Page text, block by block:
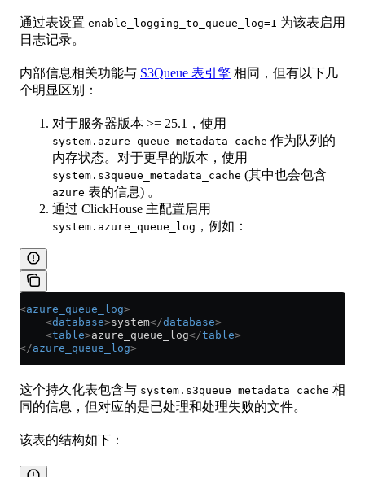
通过表设置 enable_logging_to_queue_log=1 为该表启用
日志记录。
内部信息相关功能与 S3Queue 表引擎 相同，但有以下几
个明显区别：
对于服务器版本 >= 25.1，使用
system.azure_queue_metadata_cache 作为队列的
内存状态。对于更早的版本，使用
system.s3queue_metadata_cache (其中也会包含
azure 表的信息) 。
通过 ClickHouse 主配置启用
system.azure_queue_log ，例如：
<azure_queue_log>
    <
database>system</database>
    <
table>azure_queue_log</table>
</azure_queue_log>
这个持久化表包含与 system.s3queue_metadata_cache 相
同的信息，但对应的是已处理和处理失败的文件。
该表的结构如下：